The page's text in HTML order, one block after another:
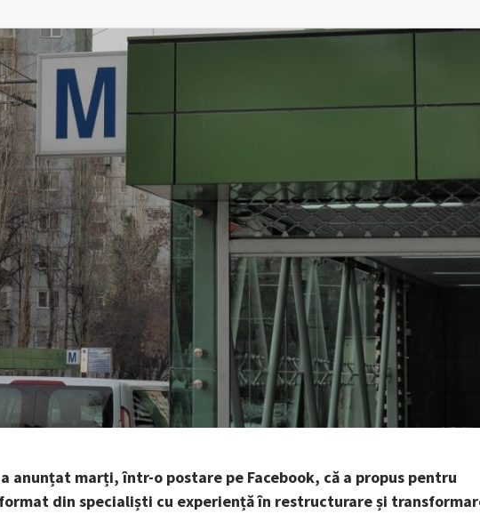
anunțat marți, într-o postare pe Facebook, că a propus pentru
din specialiști cu experiență în restructurare și